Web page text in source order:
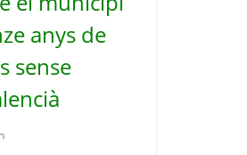
anys de
sense